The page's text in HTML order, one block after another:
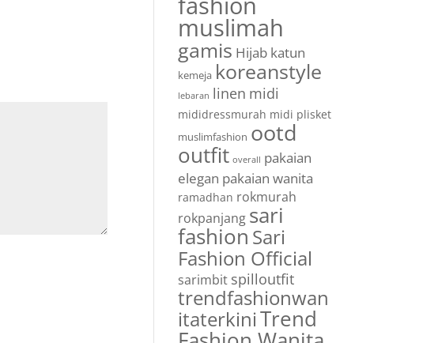
muslimah
gamis Hijab katun
kemeja koreanstyle
lebaran linen midi
mididressmurah midi plisket
muslimfashion ootd
outfit overall pakaian
elegan pakaian wanita
ramadhan rokmurah
rokpanjang sari
fashion Sari
Fashion Official
sarimbit spilloutfit
trendfashionwan
itaterkiniTrend